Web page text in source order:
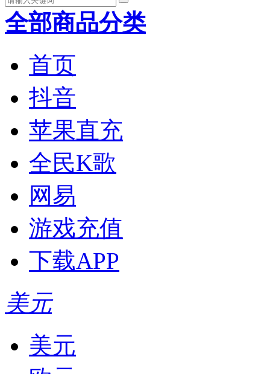
全部商品分类
首页
抖音
苹果直充
全民K歌
网易
游戏充值
下载APP
美元
美元